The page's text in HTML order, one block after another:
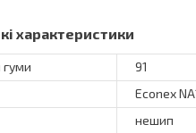
характеристики
гуми
91
Econex
нешип